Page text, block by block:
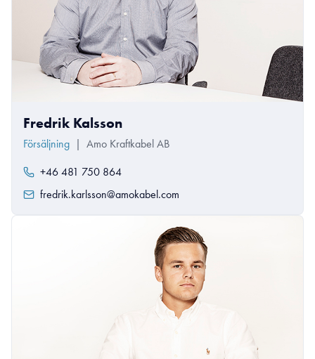
Fredrik Kalsson
Försäljning | Amo Kraftkabel AB
+46 481 750 864
fredrik.karlsson@amokabel.com